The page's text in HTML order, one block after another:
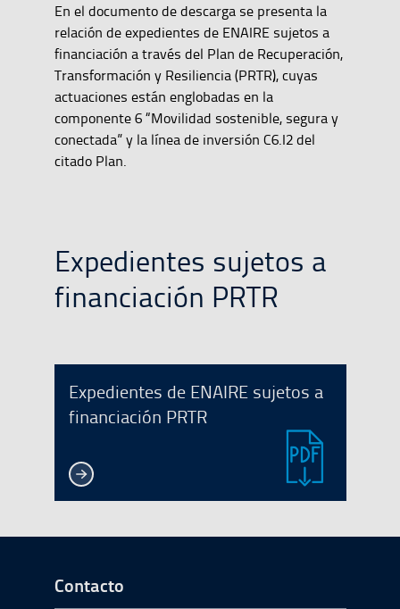
En el documento de descarga se presenta la
relación de expedientes de ENAIRE sujetos a
financiación a través del Plan de Recuperación,
Transformación y Resiliencia (PRTR), cuyas
actuaciones están englobadas en la
componente 6 “Movilidad sostenible, segura y
conectada” y la línea de inversión C6.I2 del
citado Plan.
Expedientes sujetos a
financiación PRTR
Expedientes de ENAIRE sujetos a
financiación PRTR
Ir a Inicio del Pie de página
Contacto